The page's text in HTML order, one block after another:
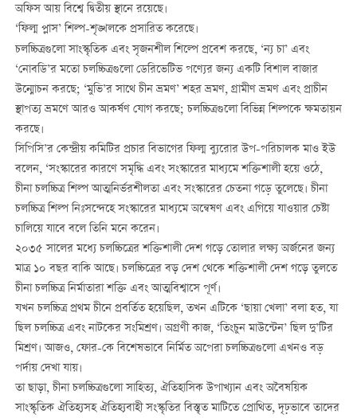
অফিস আয় বিশ্বে দ্বিতীয় স্থানে রয়েছে।
‘ফিল্ম প্লাস’ শিল্প-শৃঙ্খলকে প্রসারিত করেছে।
চলচ্চিত্রগুলো সাংস্কৃতিক এবং সৃজনশীল শিল্পে প্রবেশ করছে, ‘ন্য চা’ এবং
‘নোবডি’র মতো চলচ্চিত্রগুলো ডেরিভেটিভ পণ্যের জন্য একটি বিশাল বাজার
উন্মোচন করছে; ‘মুভি’র সাথে চীন ভ্রমণ’ শহর ভ্রমণ, গ্রামীণ ভ্রমণ এবং প্রাচীন
স্থাপত্য ভ্রমণে আরও আকর্ষণ যোগ করছে; চলচ্চিত্রগুলো বিভিন্ন শিল্পকে ক্ষমতায়ন
করছে।
সিপিসি’র কেন্দ্রীয় কমিটির প্রচার বিভাগের ফিল্ম ব্যুরোর উপ-পরিচালক মাও ইউ
বলেন, ‘সংস্কারের কারণে সমৃদ্ধি এবং সংস্কারের মাধ্যমে শক্তিশালী হয়ে ওঠে,
চীনা চলচ্চিত্র শিল্প আত্মনির্ভরশীলতা এবং সংস্কারের চেতনা গড়ে তুলেছে। চীনা
চলচ্চিত্র শিল্প নিঃসন্দেহে সংস্কারের মাধ্যমে অন্বেষণ এবং এগিয়ে যাওয়ার চেষ্টা
চালিয়ে যাবে বলে তিনি মনে করেন।
২০৩৫ সালের মধ্যে চলচ্চিত্রের শক্তিশালী দেশ গড়ে তোলার লক্ষ্য অর্জনের জন্য
মাত্র ১০ বছর বাকি আছে। চলচ্চিত্রের বড় দেশ থেকে শক্তিশালী দেশ গড়ে তুলতে
চীনা চলচ্চিত্র নির্মাতারা শক্তি এবং আত্মবিশ্বাসে পূর্ণ।
যখন চলচ্চিত্র প্রথম চীনে প্রবর্তিত হয়েছিল, তখন এটিকে ‘ছায়া খেলা’ বলা হত, যা
ছিল চলচ্চিত্র এবং নাটকের সংমিশ্রণ। অগ্রণী কাজ, ‘তিংচুন মাউন্টেন’ ছিল দু’টির
মিশ্রণ। আজও, ফোর-কে বিশেষভাবে নির্মিত অপেরা চলচ্চিত্রগুলো এখনও বড়
পর্দায় দেখা যায়।
তা ছাড়া, চীনা চলচ্চিত্রগুলো সাহিত্য, ঐতিহাসিক উপাখ্যান এবং অবৈষয়িক
সাংস্কৃতিক ঐতিহ্যসহ ঐতিহ্যবাহী সংস্কৃতির বিস্তৃত মাটিতে প্রোথিত, দৃঢ়ভাবে তাদের